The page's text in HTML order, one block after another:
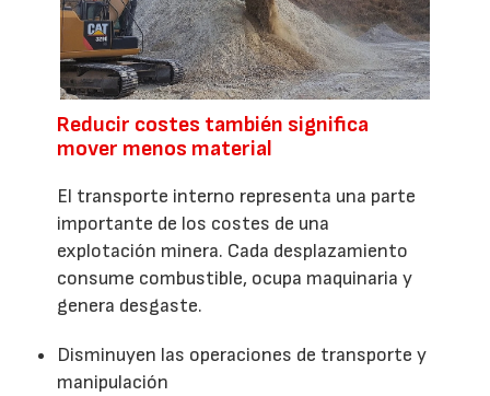
Reducir costes también significa
mover menos material
El transporte interno representa una parte
importante de los costes de una
explotación minera. Cada desplazamiento
consume combustible, ocupa maquinaria y
genera desgaste.
Disminuyen las operaciones de transporte y
manipulación